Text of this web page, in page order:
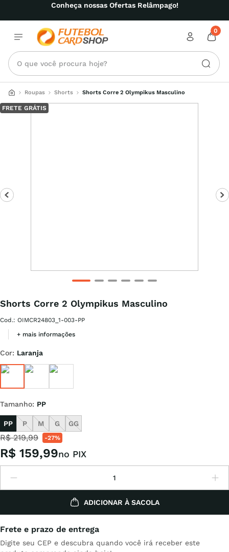
Conheça nossas Ofertas Relâmpago!
0
O que você procura hoje?
Roupas Shorts Shorts Corre 2 Olympikus Masculino
FRETE GRÁTIS
Shorts Corre 2 Olympikus Masculino
Cod.: OIMCR24803_1-003-PP
+ mais informações
Cor: Laranja
Tamanho: PP
PP P M G GG
R$ 219,99 -27%
R$ 159,99no PIX
ADICIONAR À SACOLA